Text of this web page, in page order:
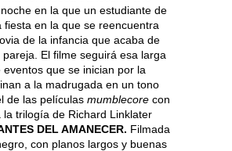
en la que un estudiante de
fiesta en la que se reencuentra
de la infancia que acaba de
El filme seguirá esa larga
eventos que se inician por la
a la madrugada en un tono
de las películas mumblecore con
la trilogía de Richard Linklater
DEL AMANECER. Filmada
con planos largos y buenas